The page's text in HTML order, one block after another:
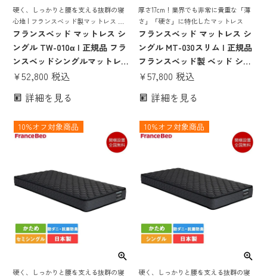
硬く、しっかりと腰を支える抜群の寝
心地 | フランスベッド製マットレス ベ
ッド ベッドマット ベッドマットレス
ベットマット フランスベット 日本製
フランスベッド マットレス シ
ングル TW-010α | 正規品 フラ
ンスベッドシングルマットレ
ス 20センチ シングルベッド
ト ベットマット ベットマット
010a 高密度連続スプリング 硬
¥52,800 税込
詳細を見る
厚さ17cm！業界でも非常に貴重な「薄
さ」「硬さ」に特化したマットレス
フランスベッド マットレス シ
ングル MT-030スリム | 正規品
フランスベッド製 ベッド シン
グルマットレス シングルベッ
ため 硬め 腰痛 薄い 薄め 17cm
ング 抗菌 防ダニ
¥57,800 税込
詳細を見る
硬く、しっかりと腰を支える抜群の寝
10%オフ対象商品
硬く、しっかりと腰を支える抜群の寝
10%オフ対象商品